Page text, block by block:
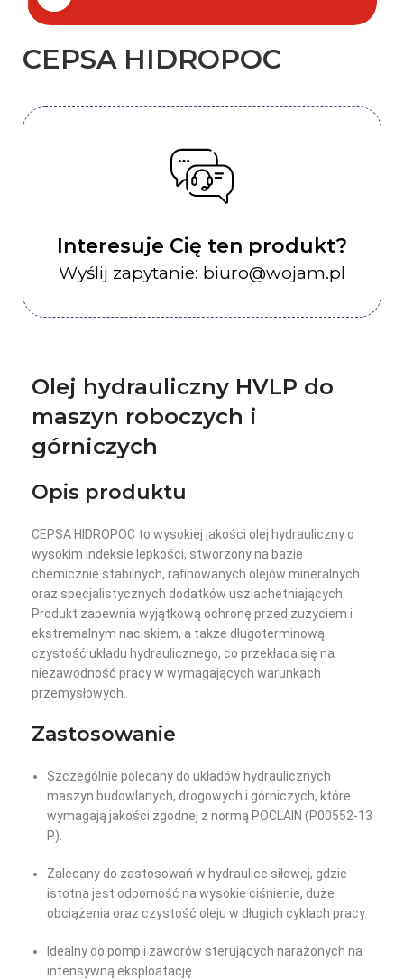
CEPSA HIDROPOC
Interesuje Cię ten produkt?
Wyślij zapytanie: biuro@wojam.pl
Olej hydrauliczny HVLP do
maszyn roboczych i
górniczych
Opis produktu
CEPSA HIDROPOC to wysokiej jakości olej hydrauliczny o
wysokim indeksie lepkości, stworzony na bazie
chemicznie stabilnych, rafinowanych olejów mineralnych
oraz specjalistycznych dodatków uszlachetniających.
Produkt zapewnia wyjątkową ochronę przed zużyciem i
ekstremalnym naciskiem, a także długoterminową
czystość układu hydraulicznego, co przekłada się na
niezawodność pracy w wymagających warunkach
przemysłowych.
Zastosowanie
Szczególnie polecany do układów hydraulicznych
maszyn budowlanych, drogowych i górniczych, które
wymagają jakości zgodnej z normą POCLAIN (P00552-13
P).
Zalecany do zastosowań w hydraulice siłowej, gdzie
istotna jest odporność na wysokie ciśnienie, duże
obciążenia oraz czystość oleju w długich cyklach pracy.
Idealny do pomp i zaworów sterujących narażonych na
intensywną eksploatację.